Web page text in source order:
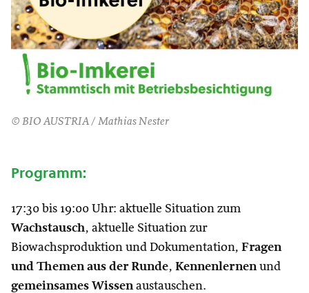
© BIO AUSTRIA / Mathias Nester
Programm:
17:30 bis 19:00 Uhr: aktuelle Situation zum
Wachstausch, aktuelle Situation zur
Biowachsproduktion und Dokumentation, Fragen
und Themen aus der Runde, Kennenlernenund
gemeinsames Wissenaustauschen.